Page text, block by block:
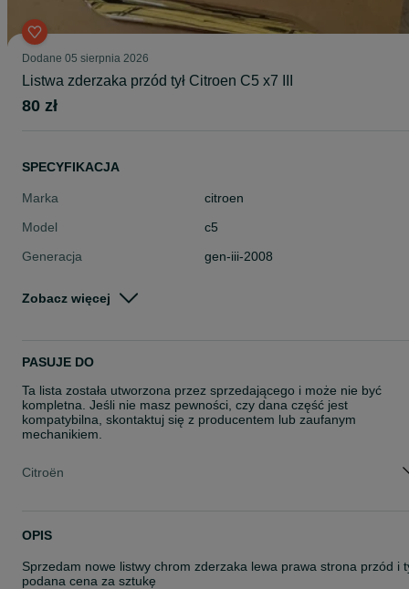
Dodane 05 sierpnia 2026
Listwa zderzaka przód tył Citroen C5 x7 III
80 zł
SPECYFIKACJA
Marka
citroen
Model
c5
Generacja
gen-iii-2008
Rodzaj
Zobacz więcej
PASUJE DO
Ta lista została utworzona przez sprzedającego i może nie być
kompletna. Jeśli nie masz pewności, czy dana część jest
kompatybilna, skontaktuj się z producentem lub zaufanym
mechanikiem.
Citroën
OPIS
Sprzedam nowe listwy chrom zderzaka lewa prawa strona przód i
podana cena za sztukę